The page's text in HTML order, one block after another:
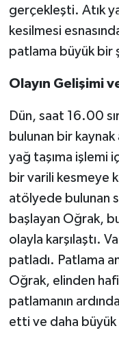
gerçekleşti. Atık
kesilmesi
patlama büyük bir
Olayın Gelişimi
Dün, saat 16.00
bulunan bir
yağ taşıma işlemi
bir varili kesmeye
atölyede bulunan
başlayan Oğrak,
olayla karşılaştı.
patladı. Patlama
Oğrak, elinden
patlamanın
etti ve daha büyük